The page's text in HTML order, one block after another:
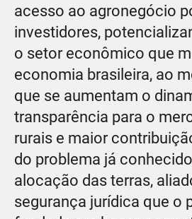
acesso ao agronegócio
investidores,
o setor econômico que
economia brasileira, ao
que se aumentam o
transparência para o
rurais e maior
do problema já
alocação das terras,
segurança jurídica que o